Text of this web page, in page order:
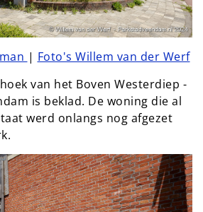
| Foto's Willem van der Werf
van het Boven Westerdiep -
is beklad. De woning die al
werd onlangs nog afgezet